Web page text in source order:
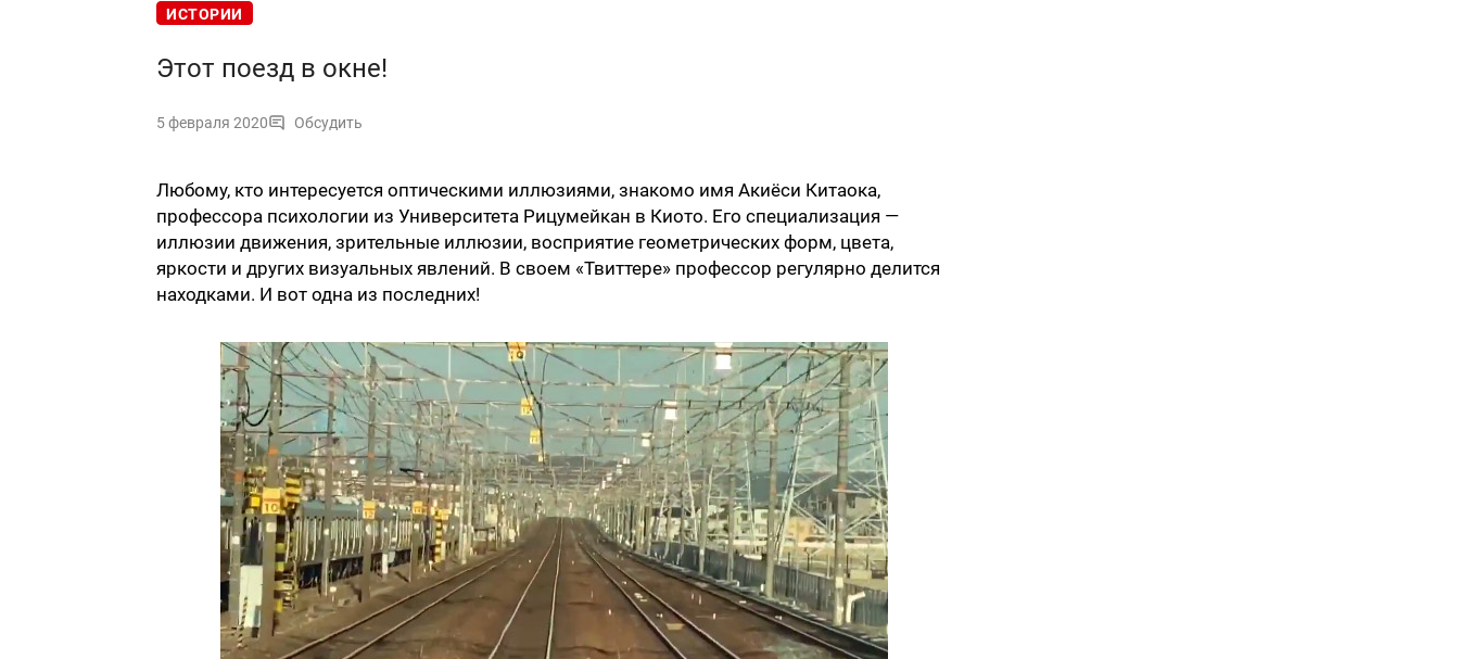
ИСТОРИИ
Этот поезд в окне!
5 февраля 2020 Обсудить
Любому, кто интересуется оптическими иллюзиями, знакомо имя Акиёси Китаока,
профессора психологии из Университета Рицумейкан в Киото. Его специализация —
иллюзии движения, зрительные иллюзии, восприятие геометрических форм, цвета,
яркости и других визуальных явлений. В своем «Твиттере» профессор регулярно делится
находками. И вот одна из последних!